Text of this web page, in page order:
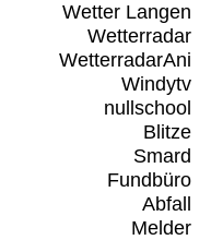
Wetter Langen
Wetterradar
WetterradarAni
Windytv
nullschool
Blitze
Smard
Fundbüro
Abfall
Melder